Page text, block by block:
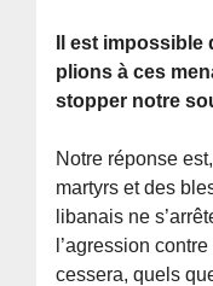
Il est
plions à ces
stopper notre
Notre réponse
martyrs et des
libanais ne
l’agression
cessera, quels